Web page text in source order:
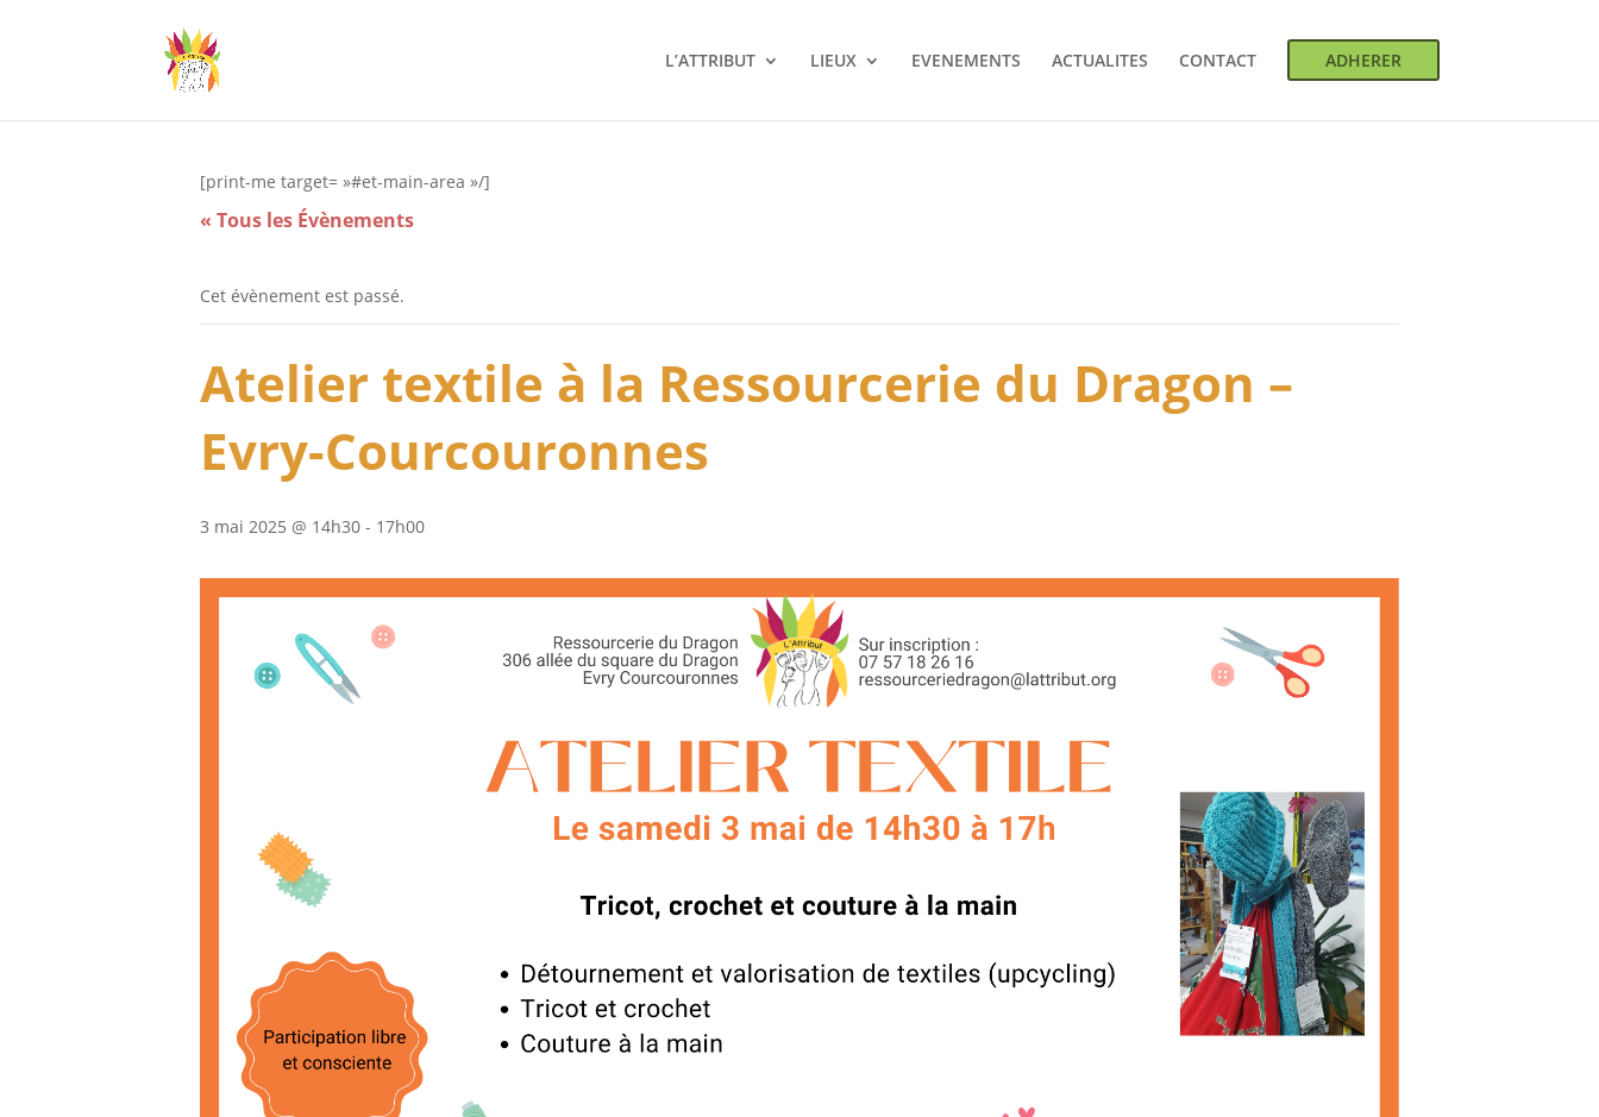
L’ATTRIBUT LIEUX EVENEMENTS ACTUALITES CONTACT ADHERER
[print-me target= »#et-main-area »/]
« Tous les Évènements
Cet évènement est passé.
Atelier textile à la Ressourcerie du Dragon –
Evry-Courcouronnes
3 mai 2025 @ 14h30 - 17h00